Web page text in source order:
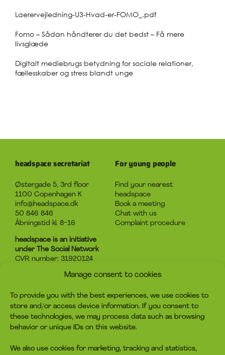
Manage consent to cookies
To provide you with the best experiences, we use cookies to
store and/or access device information. If you consent to
these technologies, we may process data such as browsing
behavior or unique IDs on this website.
We also use cookies for marketing, tracking and statistics,
Laerervejledning-U3-Hvad-er-FOMO_.pdf
Fomo – Sådan håndterer du det bedst – Få mere
livsglæde
Digitalt mediebrugs betydning for sociale relationer,
fællesskaber og stress blandt unge
headspace secretariat
Østergade 5, 3rd floor
1100 Copenhagen K
info@headspace.dk
50 846 846
Åbningstid kl. 8-16
headspace is an initiative
under The Social Network
CVR number: 31920124
For young people
Find your nearest
headspace
Book a meeting
Chat with us
Complaint procedure
About headspace
What is headspace?
The advice
Job
Privacy policy
Contact
Contact us
Become volunteer
Become a member
Make a donation